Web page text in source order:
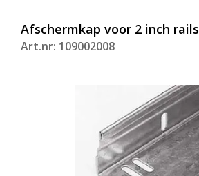
Afschermkap voor 2 inch rails
Art.nr: 109002008